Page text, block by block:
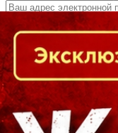
Кто есть кто в